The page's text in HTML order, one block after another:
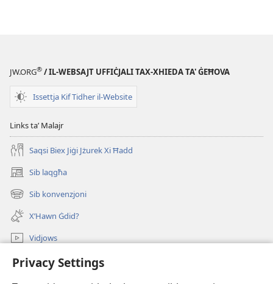
Privacy Settings
mingħand
JW.ORG® / IL-WEBSAJT UFFIĊJALI TAX-XHIEDA TA' ĠEĦOVA
Issettja Kif Tidher il-Website
Links taʼ Malajr
Saqsi Biex Jiġi Jżurek Xi Ħadd
Sib laqgħa
(opens
new
window)
Sib konvenzjoni
(opens
new
window)
X’Hawn Ġdid?
Vidjows
Fittex f’JW.ORG